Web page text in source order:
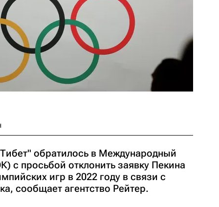
обратилось в Международный
с просьбой отклонить заявку Пекина
игр в 2022 году в связи с
сообщает агентство Рейтер.